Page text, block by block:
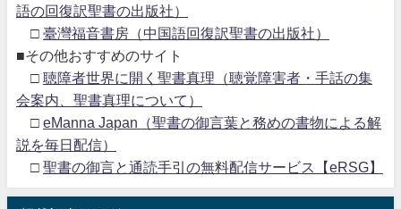
語の回復訳聖書の出版社）
□ 臺灣福音書房（中国語回復訳聖書の出版社）
■その他おすすめのサイト
□ 聴障者世界に開く聖書真理（聴覚障害者・手話の集
会案内、聖書真理について）
□ eManna Japan（聖書の御言葉と務めの書物による解
説を毎日配信）
□ 聖書の御言と通読手引の無料配信サービス【eRSG】